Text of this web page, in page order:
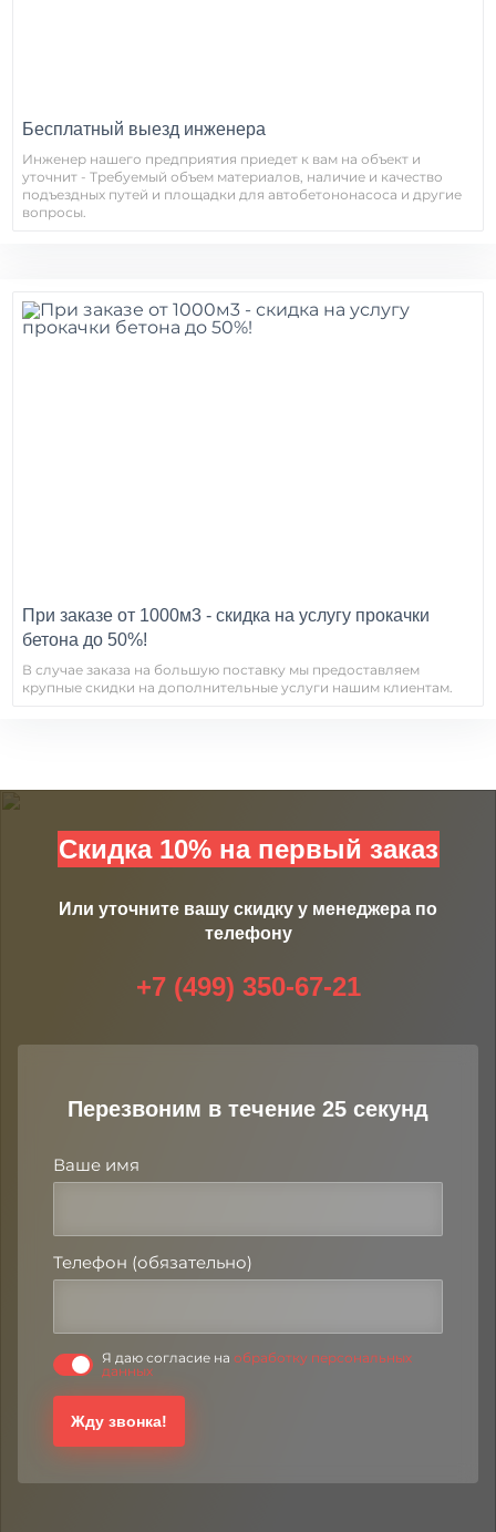
Бесплатный выезд инженера
Инженер нашего предприятия приедет к вам на объект и
уточнит - Требуемый объем материалов, наличие и качество
подъездных путей и площадки для автобетононасоса и другие
вопросы.
При заказе от 1000м3 - скидка на услугу прокачки
бетона до 50%!
В случае заказа на большую поставку мы предоставляем
крупные скидки на дополнительные услуги нашим клиентам.
Скидка 10% на первый заказ
Или уточните вашу скидку у менеджера по
телефону
+7 (499) 350-67-21
Перезвоним в течение 25 секунд
Ваше имя
Телефон (обязательно)
Я даю согласие на обработку персональных
данных
Жду звонка!